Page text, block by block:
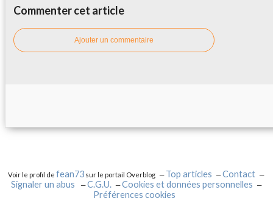
Commenter cet article
Ajouter un commentaire
Voir le profil defean73 sur le portail Overblog Top articles
Contact
Signaler un abus
C.G.U.
Cookies et données personnelles
Préférences cookies